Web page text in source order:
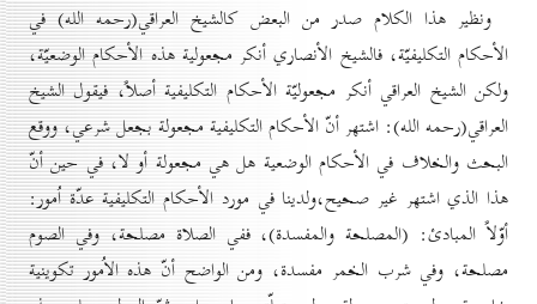
ونظير هذا الكلام صدر من البعض كالشيخ العراقي(رحمه الله) في
الأحكام التكليفيّة، فالشيخ الأنصاري أنكر مجعولية هذه الأحكام الوضعيّة،
ولكن الشيخ العراقي أنكر مجعوليّة الأحكام التكليفية أصلاً، فيقول الشيخ
العراقي(رحمه الله): اشتهر أنّ الأحكام التكليفية مجعولة بجعل شرعي، ووقع
البحث والخلاف في الأحكام الوضعية هل هي مجعولة أو لا، في حين أنّ
هذا الذي اشتهر غير صحيح،ولدينا في مورد الأحكام التكليفية عدّة اُمور:
أوّلاً المبادئ: (المصلحة والمفسدة)، ففي الصلاة مصلحة، وفي الصوم
مصلحة، وفي شرب الخمر مفسدة، ومن الواضح أنّ هذه الاُمور تكوينية